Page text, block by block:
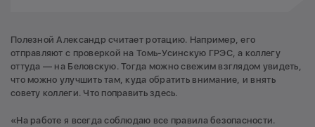
Полезной Александр считает ротацию. Например, его
отправляют с проверкой на Томь-Усинскую ГРЭС, а коллегу
оттуда — на Беловскую. Тогда можно свежим взглядом увидеть,
что можно улучшить там, куда обратить внимание, и внять
совету коллеги. Что поправить здесь.
«На работе я всегда соблюдаю все правила безопасности.